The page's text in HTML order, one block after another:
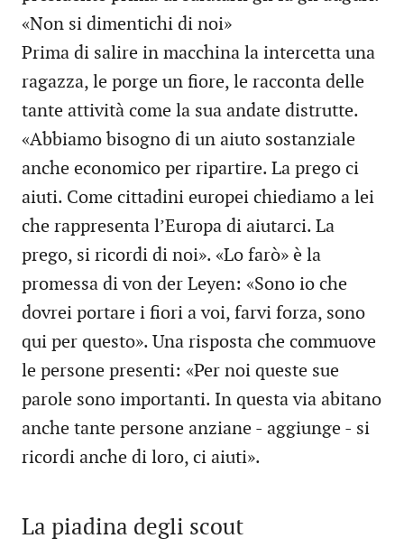
«Non si dimentichi di noi»
Prima di salire in macchina la intercetta una
ragazza, le porge un fiore, le racconta delle
tante attività come la sua andate distrutte.
«Abbiamo bisogno di un aiuto sostanziale
anche economico per ripartire. La prego ci
aiuti. Come cittadini europei chiediamo a lei
che rappresenta l’Europa di aiutarci. La
prego, si ricordi di noi». «Lo farò» è la
promessa di von der Leyen: «Sono io che
dovrei portare i fiori a voi, farvi forza, sono
qui per questo». Una risposta che commuove
le persone presenti: «Per noi queste sue
parole sono importanti. In questa via abitano
anche tante persone anziane - aggiunge - si
ricordi anche di loro, ci aiuti».
La piadina degli scout